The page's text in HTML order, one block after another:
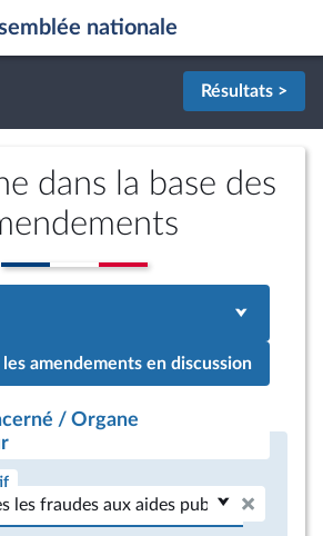
nationale
Résultats >
dans la base des
amendements en discussion
/ Organe